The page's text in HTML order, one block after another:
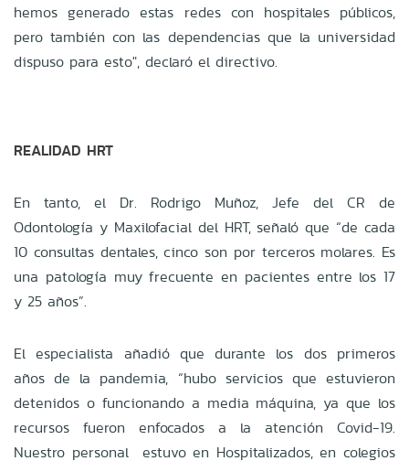
hemos generado estas redes con hospitales públicos,
pero también con las dependencias que la universidad
dispuso para esto", declaró el directivo.
REALIDAD HRT
En tanto, el Dr. Rodrigo Muñoz, Jefe del CR de
Odontología y Maxilofacial del HRT, señaló que “de cada
10 consultas dentales, cinco son por terceros molares. Es
una patología muy frecuente en pacientes entre los 17
y 25 años”.
El especialista añadió que durante los dos primeros
años de la pandemia, “hubo servicios que estuvieron
detenidos o funcionando a media máquina, ya que los
recursos fueron enfocados a la atención Covid-19.
Nuestro personal estuvo en Hospitalizados, en colegios